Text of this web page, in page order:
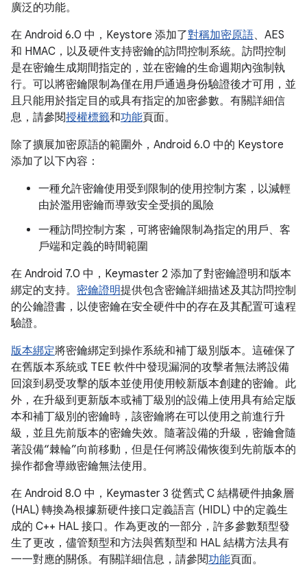
廣泛的功能。
在 Android 6.0 中，Keystore 添加了對稱加密原語、AES
和 HMAC，以及硬件支持密鑰的訪問控制系統。訪問控制
是在密鑰生成期間指定的，並在密鑰的生命週期內強制執
行。可以將密鑰限制為僅在用戶通過身份驗證後才可用，並
且只能用於指定目的或具有指定的加密參數。有關詳細信
息，請參閱授權標籤和功能頁面。
除了擴展加密原語的範圍外，Android 6.0 中的 Keystore
添加了以下內容：
一種允許密鑰使用受到限制的使用控制方案，以減輕
由於濫用密鑰而導致安全受損的風險
一種訪問控制方案，可將密鑰限制為指定的用戶、客
戶端和定義的時間範圍
在 Android 7.0 中，Keymaster 2 添加了對密鑰證明和版本
綁定的支持。 密鑰證明提供包含密鑰詳細描述及其訪問控制
的公鑰證書，以使密鑰在安全硬件中的存在及其配置可遠程
驗證。
版本綁定將密鑰綁定到操作系統和補丁級別版本。這確保了
在舊版本系統或 TEE 軟件中發現漏洞的攻擊者無法將設備
回滾到易受攻擊的版本並使用使用較新版本創建的密鑰。此
外，在升級到更新版本或補丁級別的設備上使用具有給定版
本和補丁級別的密鑰時，該密鑰將在可以使用之前進行升
級，並且先前版本的密鑰失效。隨著設備的升級，密鑰會隨
著設備“棘輪”向前移動，但是任何將設備恢復到先前版本的
操作都會導緻密鑰無法使用。
在 Android 8.0 中，Keymaster 3 從舊式 C 結構硬件抽象層
(HAL) 轉換為根據新硬件接口定義語言 (HIDL) 中的定義生
成的 C++ HAL 接口。作為更改的一部分，許多參數類型發
生了更改，儘管類型和方法與舊類型和 HAL 結構方法具有
一一對應的關係。有關詳細信息，請參閱功能頁面。